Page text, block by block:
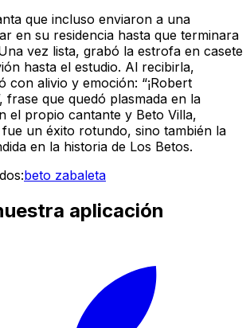
que incluso enviaron a una
en su residencia hasta que terminara
vez lista, grabó la estrofa en casete
hasta el estudio. Al recibirla,
con alivio y emoción: “¡Robert
frase que quedó plasmada en la
el propio cantante y Beto Villa,
fue un éxito rotundo, sino también la
en la historia de Los Betos.
beto zabaleta
aplicación